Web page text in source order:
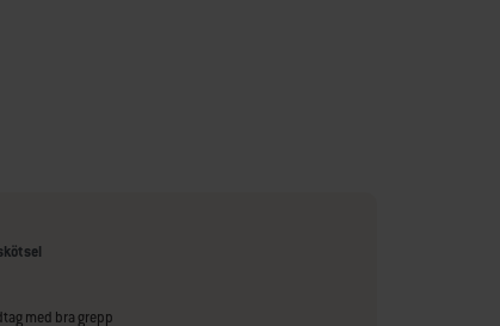
med bra grepp